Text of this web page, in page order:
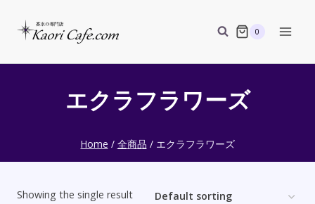
0
エクラフラワーズ
Home / 全商品 / エクラフラワーズ
Showing the single result